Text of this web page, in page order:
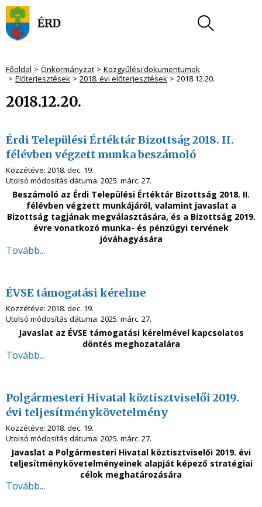
Főoldal Önkormányzat
Közgyűlési dokumentumok
Előterjesztések
2018. évi előterjesztések 2018.12.20.
2018.12.20.
Érdi Települési Értéktár Bizottság 2018. II.
félévben végzett munka beszámoló
Közzétéve: 2018. dec. 19.
Utolsó módosítás dátuma: 2025. márc. 27.
Beszámoló az Érdi Települési Értéktár Bizottság 2018. II.
félévben végzett munkájáról, valamint javaslat a
Bizottság tagjának megválasztására, és a Bizottság 2019.
évre vonatkozó munka- és pénzügyi tervének
jóváhagyására
Tovább...
ÉVSE támogatási kérelme
Közzétéve: 2018. dec. 19.
Utolsó módosítás dátuma: 2025. márc. 27.
Javaslat az ÉVSE támogatási kérelmével kapcsolatos
döntés meghozatalára
Tovább...
Polgármesteri Hivatal köztisztviselői 2019.
évi teljesítménykövetelmény
Közzétéve: 2018. dec. 19.
Utolsó módosítás dátuma: 2025. márc. 27.
Javaslat a Polgármesteri Hivatal köztisztviselői 2019. évi
teljesítménykövetelményeinek alapját képező stratégiai
célok meghatározására
Tovább...